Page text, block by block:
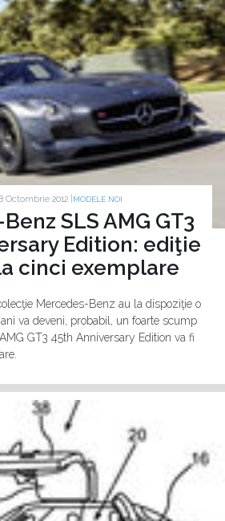
Octombrie 2012 | MODELE NOI
SLS AMG GT3
Edition: ediţie
cinci exemplare
Mercedes-Benz au la dispoziţie o
va deveni, probabil, un foarte scump
GT3 45th Anniversary Edition va fi